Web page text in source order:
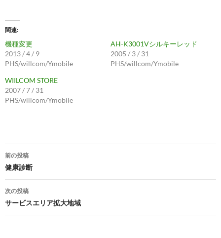
関連
機種変更
2013 / 4 / 9
PHS/willcom/Ymobile
AH-K3001Vシルキーレッド
2005 / 3 / 31
PHS/willcom/Ymobile
WIILCOM STORE
2007 / 7 / 31
PHS/willcom/Ymobile
投
稿
ナ
ビ
ゲ
前の投稿
健康診断
次の投稿
サービスエリア拡大地域